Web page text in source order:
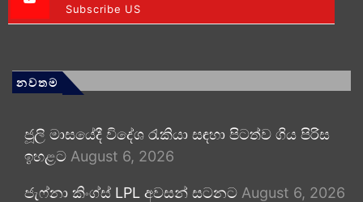
Subscribe US
නවතම
ජූලි මාසයේදී විදේශ රැකියා සඳහා පිටත්ව ගිය පිරිස
ඉහළට August 6, 2026
ජැෆ්නා කිංග්ස් LPL අවසන් සටනට August 6, 2026